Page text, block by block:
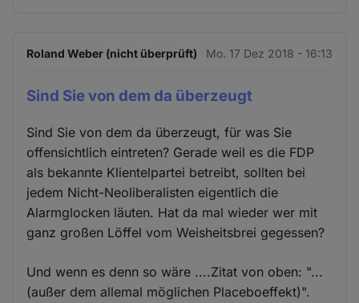
Roland Weber (nicht überprüft) Mo. 17 Dez 2018 - 16:13
Sind Sie von dem da überzeugt
Sind Sie von dem da überzeugt, für was Sie
offensichtlich eintreten? Gerade weil es die FDP
als bekannte Klientelpartei betreibt, sollten bei
jedem Nicht-Neoliberalisten eigentlich die
Alarmglocken läuten. Hat da mal wieder wer mit
ganz großen Löffel vom Weisheitsbrei gegessen?
Und wenn es denn so wäre ....Zitat von oben: "...
(außer dem allemal möglichen Placeboeffekt)".